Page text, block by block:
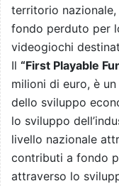
territorio
fondo perduto per
videogiochi
Il “First Playable
milioni di euro, è
dello sviluppo
lo sviluppo
livello nazionale
contributi a fondo
attraverso lo